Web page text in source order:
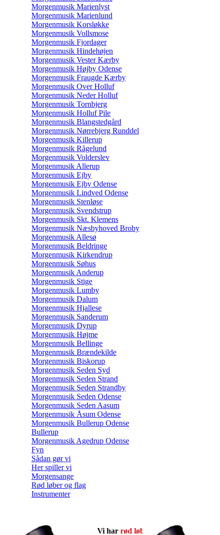
Morgenmusik Marienlyst
Morgenmusik Marienlund
Morgenmusik Korsløkke
Morgenmusik Vollsmose
Morgenmusik Fjordager
Morgenmusik Hindehøjen
Morgenmusik Vester Kærby
Morgenmusik Højby Odense
Morgenmusik Fraugde Kærby
Morgenmusik Over Holluf
Morgenmusik Neder Holluf
Morgenmusik Tornbjerg
Morgenmusik Holluf Pile
Morgenmusik Blangstedgård
Morgenmusik Nørrebjerg Runddel
Morgenmusik Killerup
Morgenmusik Rågelund
Morgenmusik Volderslev
Morgenmusik Allerup
Morgenmusik Ejby
Morgenmusik Ejby Odense
Morgenmusik Lindved Odense
Morgenmusik Stenløse
Morgenmusik Svendstrup
Morgenmusik Skt. Klemens
Morgenmusik Næsbyhoved Broby
Morgenmusik Allesø
Morgenmusik Beldringe
Morgenmusik Kirkendrup
Morgenmusik Søhus
Morgenmusik Anderup
Morgenmusik Stige
Morgenmusik Lumby
Morgenmusik Dalum
Morgenmusik Hjallese
Morgenmusik Sanderum
Morgenmusik Dyrup
Morgenmusik Højme
Morgenmusik Bellinge
Morgenmusik Brændekilde
Morgenmusik Biskorup
Morgenmusik Seden Syd
Morgenmusik Seden Strand
Morgenmusik Seden Strandby
Morgenmusik Seden Odense
Morgenmusik Seden Aasum
Morgenmusik Åsum Odense
Morgenmusik Bullerup Odense
Bullerup
Morgenmusik Agedrup Odense
Fyn
Sådan gør vi
Her spiller vi
Morgensange
Rød løber og flag
Instrumenter
Vi harrød løber ogflagmed!